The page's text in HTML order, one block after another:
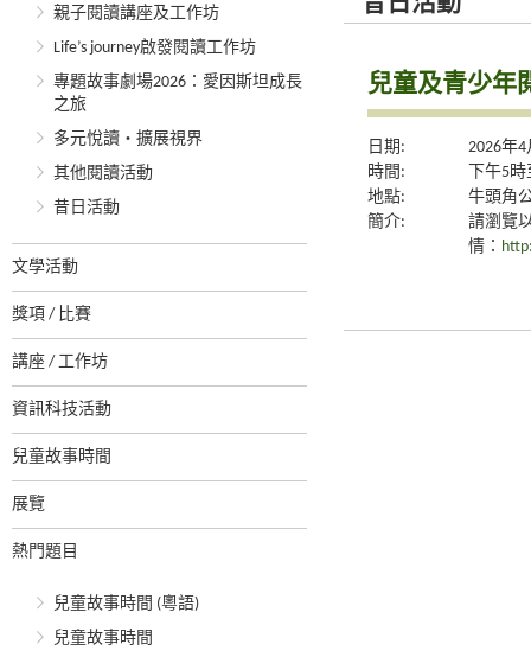
親子閱讀講座及工作坊
Life’s journey啟發閱讀工作坊
專題故事劇場2026：愛因斯坦成長
之旅
多元悅讀‧擴展視界
其他閱讀活動
昔日活動
文學活動
獎項 / 比賽
講座 / 工作坊
資訊科技活動
兒童故事時間
展覽
熱門題目
兒童故事時間 (粵語)
兒童故事時間
兒童及青少年
日期:
2026年
時間:
下午5
地點:
牛頭角
簡介:
請瀏覽
情：